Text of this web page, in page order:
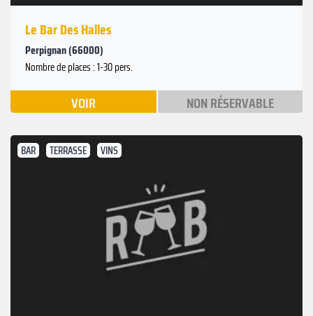
Le Bar Des Halles
Perpignan (66000)
Nombre de places : 1-30 pers.
VOIR NON RÉSERVABLE
BAR TERRASSE VINS